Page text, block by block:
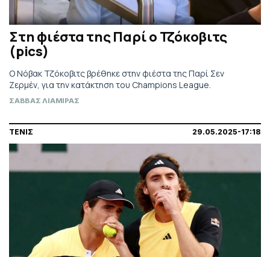
Στη φιέστα της Παρί ο Τζόκοβιτς
(pics)
Ο Νόβακ Τζόκοβιτς βρέθηκε στην φιέστα της Παρί Σεν
Ζερμέν, για την κατάκτηση του Champions League.
ΣΑΒΒΑΣ ΛΙΑΜΙΡΑΣ
ΤΕΝΙΣ 29.05.2025-17:18